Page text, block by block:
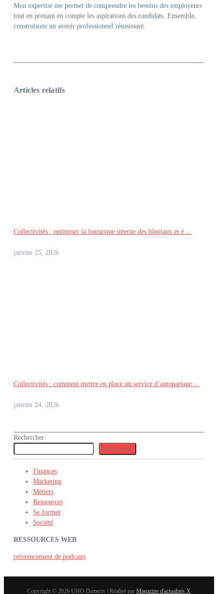
Mon expertise me permet de comprendre les besoins des employeurs
tout en prenant en compte les aspirations des candidats. Ensemble,
construisons un avenir professionnel réussissant.
Articles relatifs
Collectivités : optimiser la logistique interne des hôpitaux et é ...
janvier 25, 2026
Collectivités : comment mettre en place un service d’autopartage ...
janvier 24, 2026
Rechercher
Rechercher
Finances
Marketing
Métiers
Ressources
Se former
Société
RESSOURCES WEB
referencement de podcasts
Copyright © 2026 UHO Dameriv | Réalisé par Magazine d'actualités X